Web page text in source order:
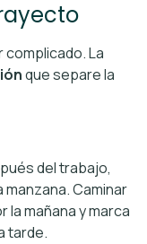
La
que separe la
del trabajo,
manzana. Caminar
mañana y marca
tarde.